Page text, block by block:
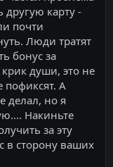
другую карту -
почти
Люди тратят
бонус за
души, это не
пофиксят. А
делал, но я
Накиньте
за эту
в сторону ваших